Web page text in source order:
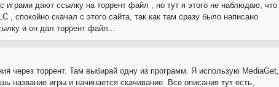
играми дают ссылку на торрент файл , но тут я этого не наблюдаю, что
, спокойно скачал с этого сайта, так как там сразу было написано
и он дал торрент файл...
через торрент. Там выбирай одну из программ. Я использую MediaGet,
название игры и начинается скачивание. Все описания тут есть,